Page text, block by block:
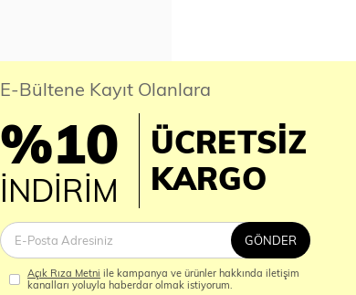
E-Bültene Kayıt Olanlara
%10
İNDİRİM
ÜCRETSİZ
KARGO
GÖNDER
Açık Rıza Metni ile kampanya ve ürünler hakkında iletişim
kanalları yoluyla haberdar olmak istiyorum.